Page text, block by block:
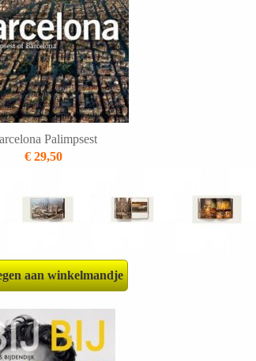
Palimpsest
€ 29,50
aan winkelmandje